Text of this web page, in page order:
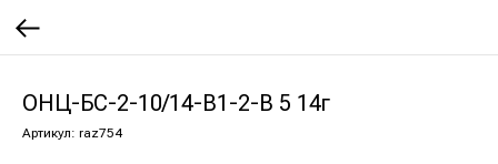
ОНЦ-БС-2-10/14-В1-2-В 5 14г
Артикул: raz754